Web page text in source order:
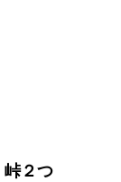
峠２つ